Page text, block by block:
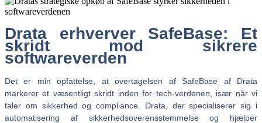
Drata erhverver SafeBase: Et
skridt mod sikrere
softwareverden
Det er min opfattelse, at overtagelsen af SafeBase af Drata
markerer et væsentligt skridt inden for tech-verdenen, især når vi
taler om sikkerhed og compliance. Drata, der specialiserer sig i
automatisering af sikkerhedsoverensstemmelse og hjælper